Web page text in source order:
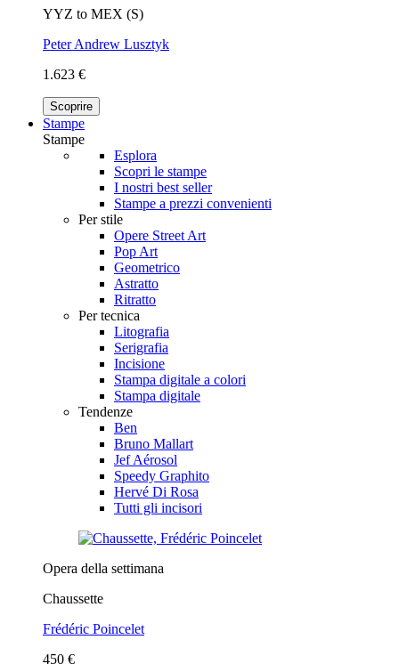
YYZ to MEX (S)
Peter Andrew Lusztyk
1.623 €
Scoprire
Stampe
Stampe
Esplora
Scopri le stampe
I nostri best seller
Stampe a prezzi convenienti
Per stile
Opere Street Art
Pop Art
Geometrico
Astratto
Ritratto
Per tecnica
Litografia
Serigrafia
Incisione
Stampa digitale a colori
Stampa digitale
Tendenze
Ben
Bruno Mallart
Jef Aérosol
Speedy Graphito
Hervé Di Rosa
Tutti gli incisori
Opera della settimana
Chaussette
Frédéric Poincelet
450 €